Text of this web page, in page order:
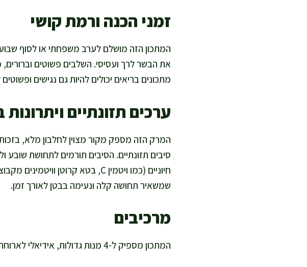
זמני הכנה ורמת קושי
המתכון הזה מושלם לערב משפחתי או לסוף
את הבשר לרך ועסיסי. השלבים פשוטים
מתכונים בריאים יכולים להיות גם נגישים
ערכים תזונתיים ויתרונות
סיבים תזונתיים. הסיבים תורמים לתחושת שובע
שמשאיר תחושה קלה ונעימה בבטן לאורך זמן.
מרכיבים
המתכון מספיק ל-4 מנות גדולות, אידיאלי לארוחת צהריים משפחתית מזינה באמצע השבוע או בערב סגרירי.